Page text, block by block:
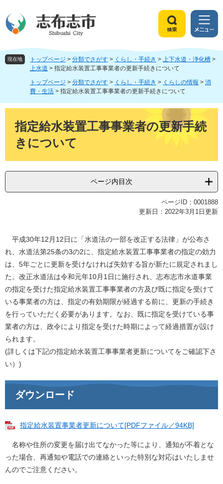
ジ
頭
ュ
飛
文
索
メ
ニ
ュ
ー
現在地 トップページ > 分類でさがす > くらし・手続き > 上下水道・浄化槽 >
上水道 > 指定給水装置工事事業者の更新手続きについて
トップページ > 分類でさがす > くらし・手続き > くらしの情報 > 消
費・生活 > 指定給水装置工事事業者の更新手続きについて
指定給水装置工事事業者の更新手続
きについて
ページ内目次
ページID：0001888
更新日：2022年3月1日更新
平成30年12月12日に「水道法の一部を改正する法律」が公布さ
れ、水道法第25条の3の2に、指定給水装置工事事業者の指定の効力
は、5年ごとに更新を受けなければ失効する旨が新たに規定されまし
た。改正水道法は令和元年10月1日に施行され、志布志市水道事業
の指定を受けた指定給水装置工事事業者の方及び既に指定を受けて
いる事業者の方は、指定の有効期限が経過する前に、更新の手続き
を行っていただく必要があります。なお、既に指定を受けている事
業者の方は、政令により指定を受けた時期によって経過措置が設け
られます。
(詳しくは下記の指定給水装置工事事業者更新についてをご確認下さ
い）)
ダウンロード
指定給水装置事業者更新について[PDFファイル／94KB]
名称や住所の変更を届け出てなかった等により、通知が不着とな
った場合、再通知や電話での連絡といった特別な対応はいたしませ
んのでご注意ください。